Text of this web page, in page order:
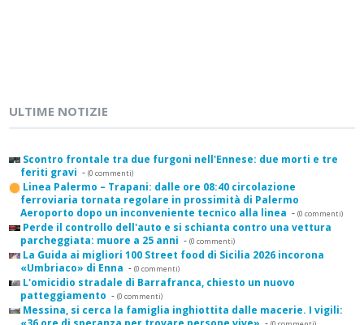
ULTIME NOTIZIE
Scontro frontale tra due furgoni nell'Ennese: due morti e tre
feriti gravi - (0 commenti)
Linea Palermo – Trapani: dalle ore 08:40 circolazione
ferroviaria tornata regolare in prossimità di Palermo
Aeroporto dopo un inconveniente tecnico alla linea - (0 commenti)
Perde il controllo dell'auto e si schianta contro una vettura
parcheggiata: muore a 25 anni - (0 commenti)
La Guida ai migliori 100 Street food di Sicilia 2026 incorona
«Umbriaco» di Enna - (0 commenti)
L'omicidio stradale di Barrafranca, chiesto un nuovo
patteggiamento - (0 commenti)
Messina, si cerca la famiglia inghiottita dalle macerie. I vigili: